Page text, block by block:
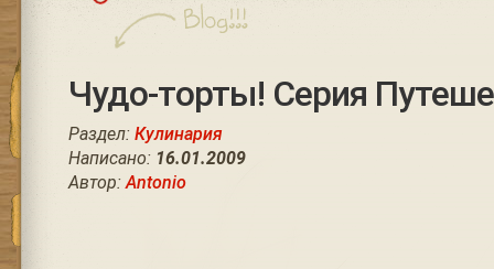
Чудо-торты! Серия
Раздел: Кулинария
Написано: 16.01.2009
Автор:Antonio